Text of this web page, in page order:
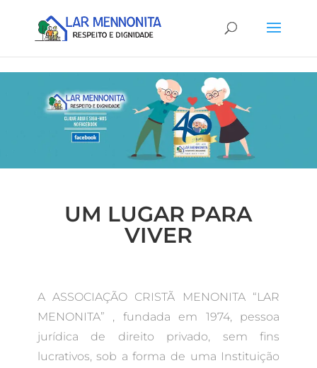
UM LUGAR PARA
VIVER
A ASSOCIAÇÃO CRISTÃ MENONITA “LAR
MENONITA” , fundada em 1974, pessoa
jurídica de direito privado, sem fins
lucrativos, sob a forma de uma Instituição